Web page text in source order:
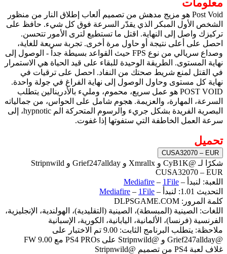
معلومات
Post Void هو مزيج مدهش من تصميم ألعاب إطلاق النار من منظور
الشخص الأول المبكر الذي يقدّر السرعة فوق كل شيء. حافظ على
تركيزك واصل إلى النهاية. اقتل ما تستطيع لترى الأمور تتحسن.
احصل على أعلى نتيجة أو حاول مرة أخرى. تجربة سريعة للغاية،
وصداع سريالي من نوع FPS حيث القواعد بسيطة جداً - الوصول إلى
نهاية المستوى. الطريقة الوحيدة للبقاء على قيد الحياة هي الاستمرار
في القتل لمنع شريط صحتك من النفاد. احصل على ترقيات في
نهاية كل مستوى وحاول الوصول إلى نهاية الفراغ في جولة واحدة.
POST VOID هو عمل سريع، محموم، ومليء بالأدرينالين يتطلب
السرعة، المهارة، والعزيمة. هجوم شامل على الحواس، من جمالياته
البصرية الفريدة بشكل جريء والرسوم المتحركة الم hypnotic، إلى
سرعة العمل الخاطفة التي ستفوتها إذا غفوت.
تحميل
CUSA32070 – EUR
شكرًا لـ @CyB1K و Xmrallx و Grief247allday و Stripnwild
CUSA32070 – EUR
اللعبة: لنبدأ –
Mediafire – 1File
التحديث 1.01: لنبدأ –
Mediafire – 1File
كلمة المرور: DLPSGAME.COM
اللغات: الصينية (المبسطة)، الصينية (التقليدية)، الهولندية، الإنجليزية،
الفرنسية (فرنسا)، الألمانية، اليابانية، الكورية، الإسبانية
ملاحظة: يتطلب البرنامج الثابت: 9.00 تم الاختبار على
@Grief247allday و @Stripnwild على PS4 PROs مع FW 9.00
غلاف لعبة PS4 من تصميم @Stripnwild